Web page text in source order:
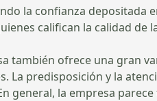
la confianza depositada
califican la calidad de
también ofrece una gran
La predisposición y la
general, la empresa